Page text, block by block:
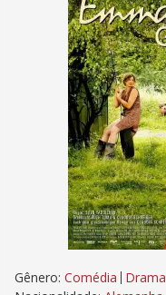
Gênero: Comédia Drama